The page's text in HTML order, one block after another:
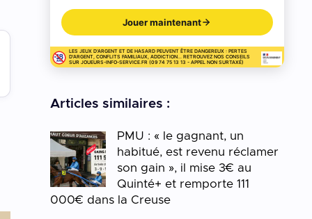
Jouer maintenant
LES JEUX D'ARGENT ET DE HASARD PEUVENT ÊTRE DANGEREUX : PERTES
D'ARGENT, CONFLITS FAMILIAUX, ADDICTION... RETROUVEZ NOS CONSEILS
SUR JOUEURS-INFO-SERVICE.FR (09 74 75 13 13 - APPEL NON SURTAXÉ)
Articles similaires :
PMU : « le gagnant, un
habitué, est revenu réclamer
son gain », il mise 3€ au
Quinté+ et remporte 111
000€ dans la Creuse